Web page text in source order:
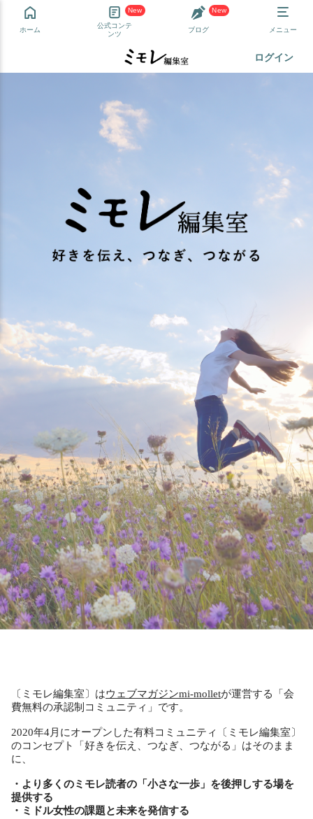
ホーム
New
公式コンテ
ンツ
New
ブログ メニュー
ログイン
〔ミモレ編集室〕はウェブマガジンmi-molletが運営する「会
費無料の承認制コミュニティ」です。
2020年4月にオープンした有料コミュニティ〔ミモレ編集室〕
のコンセプト「好きを伝え、つなぎ、つながる」はそのまま
に、
・より多くのミモレ読者の「小さな一歩」を後押しする場を
提供する
・ミドル女性の課題と未来を発信する